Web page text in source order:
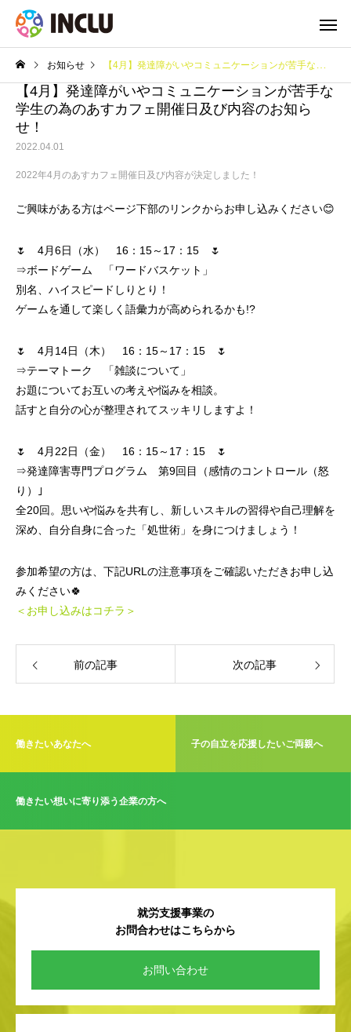
お知らせ 【4月】発達障がいやコミュニケーションが苦手な学生の為のあすカフェ開催日及び内容のお知らせ！
【4月】発達障がいやコミュニケーションが苦手な
学生の為のあすカフェ開催日及び内容のお知ら
せ！
2022.04.01
2022年4月のあすカフェ開催日及び内容が決定しました！
ご興味がある方はページ下部のリンクからお申し込みください😊
🌷 4月6日（水） 16：15～17：15 🌷
⇒ボードゲーム 「ワードバスケット」
別名、ハイスピードしりとり！
ゲームを通して楽しく語彙力が高められるかも!?
🌷 4月14日（木） 16：15～17：15 🌷
⇒テーマトーク 「雑談について」
お題についてお互いの考えや悩みを相談。
話すと自分の心が整理されてスッキリしますよ！
🌷 4月22日（金） 16：15～17：15 🌷
⇒発達障害専門プログラム 第9回目（感情のコントロール（怒
り）｣
全20回。思いや悩みを共有し、新しいスキルの習得や自己理解を
深め、自分自身に合った「処世術」を身につけましょう！
参加希望の方は、下記URLの注意事項をご確認いただきお申し込
みください🍀
＜お申し込みはコチラ＞
前の記事 次の記事
働きたいあなたへ 子の自立を応援したいご両親へ
働きたい想いに寄り添う企業の方へ
就労支援事業の
お問合わせはこちらから
お問い合わせ